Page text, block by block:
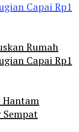
Rumah
Capai Rp1
Hantam
Sempat